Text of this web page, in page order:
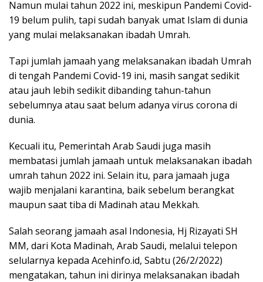
Namun mulai tahun 2022 ini, meskipun Pandemi Covid-
19 belum pulih, tapi sudah banyak umat Islam di dunia
yang mulai melaksanakan ibadah Umrah.
Tapi jumlah jamaah yang melaksanakan ibadah Umrah
di tengah Pandemi Covid-19 ini, masih sangat sedikit
atau jauh lebih sedikit dibanding tahun-tahun
sebelumnya atau saat belum adanya virus corona di
dunia.
Kecuali itu, Pemerintah Arab Saudi juga masih
membatasi jumlah jamaah untuk melaksanakan ibadah
umrah tahun 2022 ini. Selain itu, para jamaah juga
wajib menjalani karantina, baik sebelum berangkat
maupun saat tiba di Madinah atau Mekkah.
Salah seorang jamaah asal Indonesia, Hj Rizayati SH
MM, dari Kota Madinah, Arab Saudi, melalui telepon
selularnya kepada Acehinfo.id, Sabtu (26/2/2022)
mengatakan, tahun ini dirinya melaksanakan ibadah